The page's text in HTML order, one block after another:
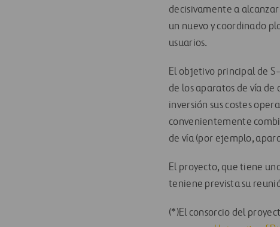
decisivamente a
un nuevo y coordinado
usuarios.
El objetivo principal de
de los aparatos de vía de
inversión sus costes
convenientemente
de vía (por ejemplo,
El proyecto, que tiene
teniene prevista su
(*)El consorcio del